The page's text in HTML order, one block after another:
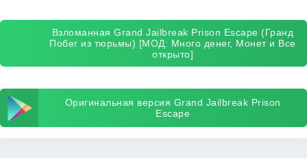
Взломанная Grand Jailbreak Prison Escape (Гранд
Побег из тюрьмы) [МОД: Много денег, Монет и Все
открыто]
Оригинальная версия Grand Jailbreak Prison
Escape